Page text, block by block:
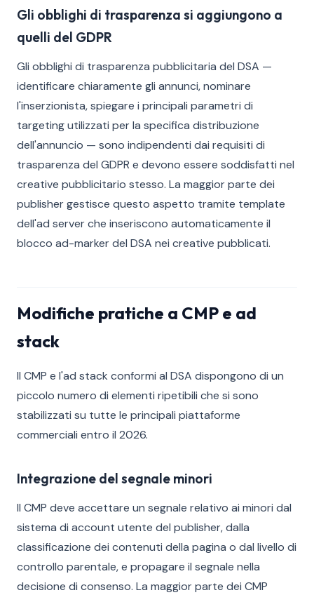
Gli obblighi di trasparenza si aggiungono a
quelli del GDPR
Gli obblighi di trasparenza pubblicitaria del DSA —
identificare chiaramente gli annunci, nominare
l'inserzionista, spiegare i principali parametri di
targeting utilizzati per la specifica distribuzione
dell'annuncio — sono indipendenti dai requisiti di
trasparenza del GDPR e devono essere soddisfatti nel
creative pubblicitario stesso. La maggior parte dei
publisher gestisce questo aspetto tramite template
dell'ad server che inseriscono automaticamente il
blocco ad-marker del DSA nei creative pubblicati.
Modifiche pratiche a CMP e ad
stack
Il CMP e l'ad stack conformi al DSA dispongono di un
piccolo numero di elementi ripetibili che si sono
stabilizzati su tutte le principali piattaforme
commerciali entro il 2026.
Integrazione del segnale minori
Il CMP deve accettare un segnale relativo ai minori dal
sistema di account utente del publisher, dalla
classificazione dei contenuti della pagina o dal livello di
controllo parentale, e propagare il segnale nella
decisione di consenso. La maggior parte dei CMP